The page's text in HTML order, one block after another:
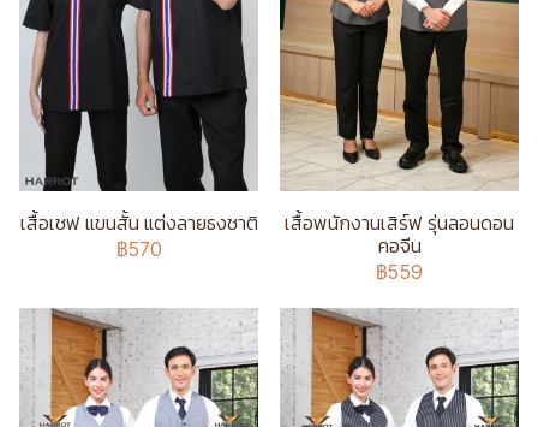
เสื้อเชฟ แขนสั้น แต่งลายธงชาติ
฿570
เสื้อพนักงานเสิร์ฟ รุ่นลอนดอน
คอจีน
฿559